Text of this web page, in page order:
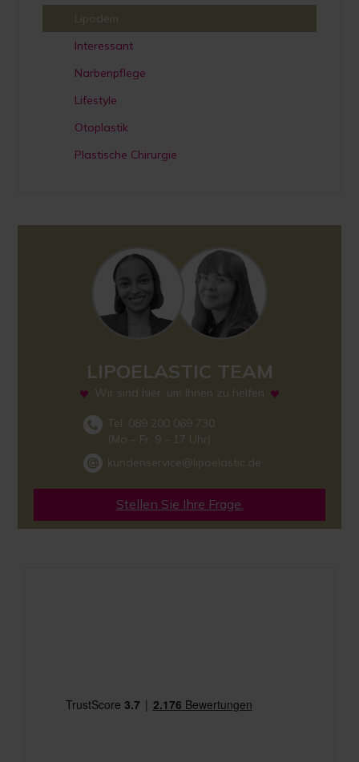
Lipödem
Interessant
Narbenpflege
Lifestyle
Otoplastik
Plastische Chirurgie
LIPOELASTIC TEAM
Wir sind hier, um Ihnen zu helfen
Tel: 089 200 069 730
(Mo – Fr, 9 – 17 Uhr)
kundenservice@lipoelastic.de
Stellen Sie Ihre Frage.